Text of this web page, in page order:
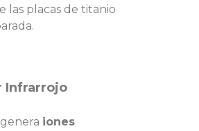
las placas de titanio
Infrarrojo
iones